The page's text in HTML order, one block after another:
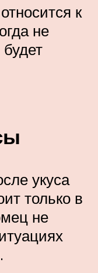
к
не
укуса
только в
не